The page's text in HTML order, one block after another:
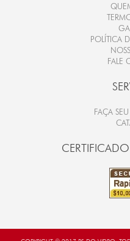
POLÍTICA
FALE
FAÇA